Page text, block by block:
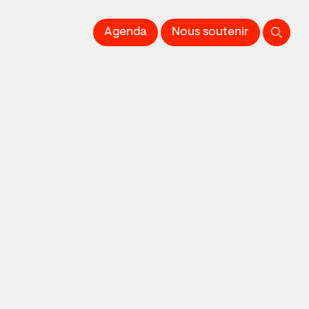
impriméeAgenda Nous soutenir